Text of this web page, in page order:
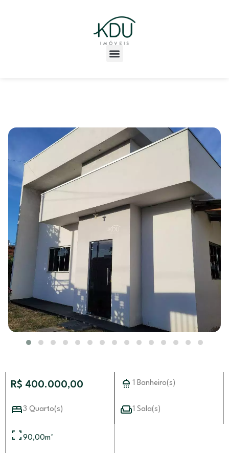
R$ 400.000,00 1 Banheiro(s)
3 Quarto(s) 1 Sala(s)
90,00m²